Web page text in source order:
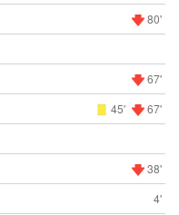
80'
67'
45' 67'
38'
4'